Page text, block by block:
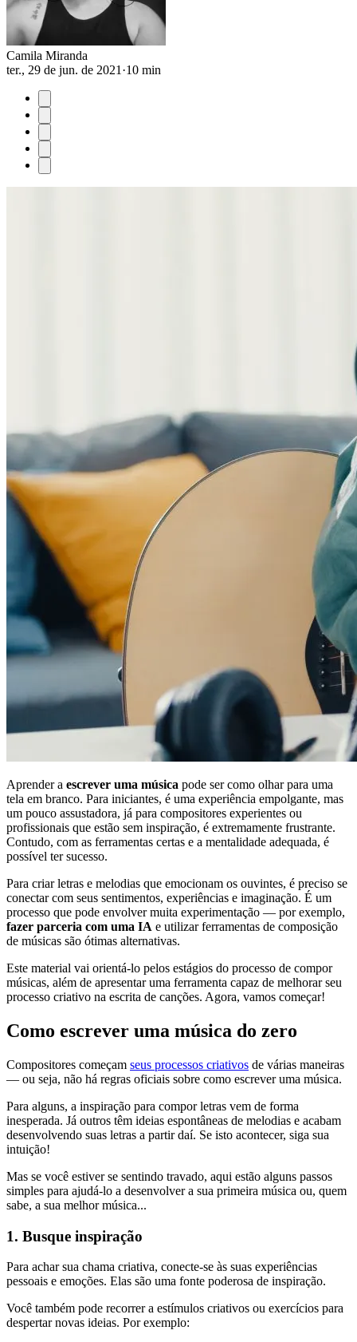
Camila Miranda
ter., 29 de jun. de 2021 ·10 min
Aprender a escrever uma música pode ser como olhar para uma
tela em branco. Para iniciantes, é uma experiência empolgante, mas
um pouco assustadora, já para compositores experientes ou
profissionais que estão sem inspiração, é extremamente frustrante.
Contudo, com as ferramentas certas e a mentalidade adequada, é
possível ter sucesso.
Para criar letras e melodias que emocionam os ouvintes, é preciso se
conectar com seus sentimentos, experiências e imaginação. É um
processo que pode envolver muita experimentação — por exemplo,
fazer parceria com uma IA e utilizar ferramentas de composição
de músicas são ótimas alternativas.
Este material vai orientá-lo pelos estágios do processo de compor
músicas, além de apresentar uma ferramenta capaz de melhorar seu
processo criativo na escrita de canções. Agora, vamos começar!
Como escrever uma música do zero
Compositores começam seus processos criativos de várias maneiras
— ou seja, não há regras oficiais sobre como escrever uma música.
Para alguns, a inspiração para compor letras vem de forma
inesperada. Já outros têm ideias espontâneas de melodias e acabam
desenvolvendo suas letras a partir daí. Se isto acontecer, siga sua
intuição!
Mas se você estiver se sentindo travado, aqui estão alguns passos
simples para ajudá-lo a desenvolver a sua primeira música ou, quem
sabe, a sua melhor música...
1. Busque inspiração
Para achar sua chama criativa, conecte-se às suas experiências
pessoais e emoções. Elas são uma fonte poderosa de inspiração.
Você também pode recorrer a estímulos criativos ou exercícios para
despertar novas ideias. Por exemplo: